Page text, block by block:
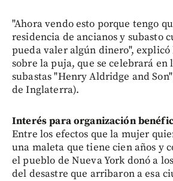
"Ahora vendo esto porque tengo
residencia de ancianos y subasto
pueda valer algún dinero", explicó
sobre la puja, que se celebrará en
subastas "Henry Aldridge and
de Inglaterra).
Interés para organización
Entre los efectos que la mujer
una maleta que tiene cien años y
el pueblo de Nueva York donó a
del desastre que arribaron a esa